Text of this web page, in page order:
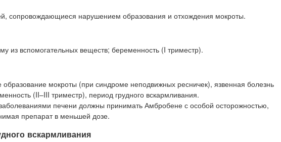
сопровождающиеся нарушением образования и отхождения мокроты.
из вспомогательных веществ; беременность (I триместр).
мокроты (при синдроме неподвижных ресничек), язвенная болезнь
(II–III триместр), период грудного вскармливания.
печени должны принимать Амбробене с особой осторожностью,
препарат в меньшей дозе.
вскармливания